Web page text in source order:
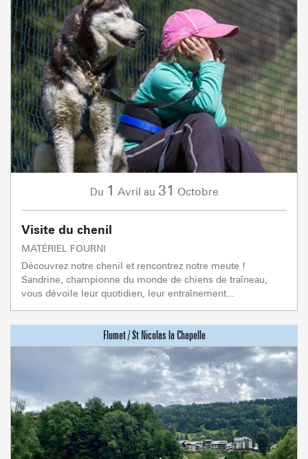
Du 1 Avril au 31 Octobre
Visite du chenil
MATÉRIEL FOURNI
Découvrez notre chenil et rencontrez notre meute !
Sandrine, championne du monde de chiens de traîneau,
vous dévoile leur quotidien, leur entraînement...